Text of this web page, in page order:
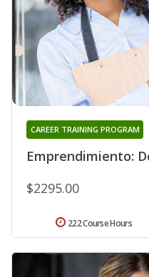
Emprendimiento:
CAREER TRAINING PROGRAM
$2295.00
222 Course Hours